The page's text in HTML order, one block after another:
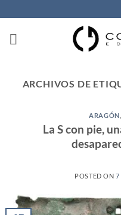
al
contenido
ARCHIVOS DE
ARAGÓN
La S con pie,
POSTED ON 7